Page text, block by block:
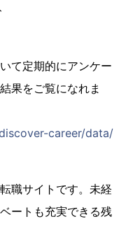
て定期的にアンケー
果をご覧になれま
career/data/
職サイトです。未経
ートも充実できる残